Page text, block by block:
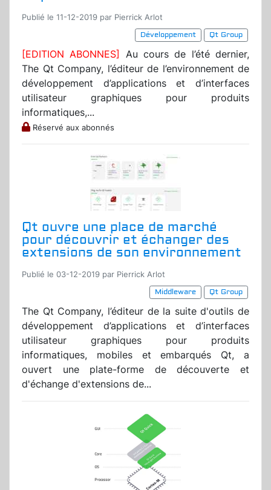
Publié le 11-12-2019 par Pierrick Arlot
Développement
Qt Group
[EDITION ABONNES] Au cours de l’été dernier,
The Qt Company, l’éditeur de l’environnement de
développement d’applications et d’interfaces
utilisateur graphiques pour produits
informatiques,...
Réservé aux abonnés
Qt ouvre une place de marché
pour découvrir et échanger des
extensions de son environnement
Publié le 03-12-2019 par Pierrick Arlot
Middleware
Qt Group
The Qt Company, l’éditeur de la suite d'outils de
développement d’applications et d’interfaces
utilisateur graphiques pour produits
informatiques, mobiles et embarqués Qt, a
ouvert une plate-forme de découverte et
d'échange d'extensions de...